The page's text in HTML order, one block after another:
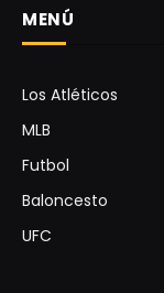
MENÚ
Los Atléticos
MLB
Futbol
Baloncesto
UFC